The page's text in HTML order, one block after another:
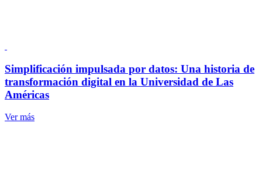
Simplificación impulsada por datos: Una historia de
transformación digital en la Universidad de Las
Américas
Ver más